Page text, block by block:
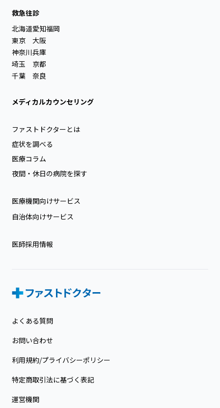
救急往診
北海道
東京
神奈川
埼玉
千葉
愛知
大阪
兵庫
京都
奈良
福岡
メディカルカウンセリング
ファストドクターとは
症状を調べる
医療コラム
夜間・休日の病院を探す
医療機関向けサービス
自治体向けサービス
医師採用情報
よくある質問
お問い合わせ
利用規約/プライバシーポリシー
特定商取引法に基づく表記
運営機関